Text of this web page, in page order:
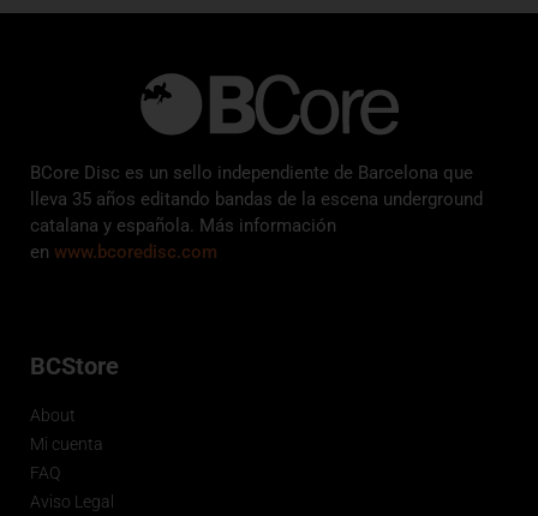
BCore Disc es un sello independiente de Barcelona que
lleva 35 años editando bandas de la escena underground
catalana y española. Más información
en www.bcoredisc.com
BCStore
About
Mi cuenta
FAQ
Aviso Legal